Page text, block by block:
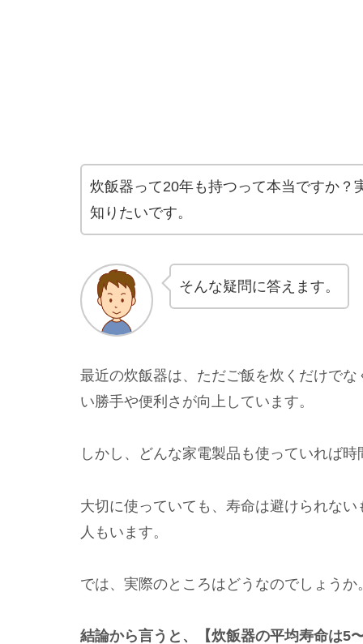
炊飯器って20年も持つって本当ですか？
知りたいです。
そんな疑問に答えます。
最近の炊飯器は、ただご飯を炊くだけで
い勝手や便利さが向上しています。
しかし、どんな家電製品も使っていれば
大切に使っていても、寿命は避けられない
人もいます。
では、実際のところはどうなのでしょうか
結論から言うと、【炊飯器の平均寿命は5